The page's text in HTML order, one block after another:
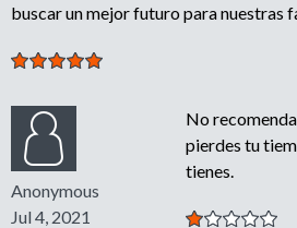
buscar un mejor futuro para nuestras
Anonymous
Jul 4, 2021
No
pierdes tu
tienes.